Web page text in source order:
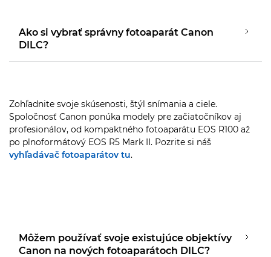
Ako si vybrať správny fotoaparát Canon
DILC?
Zohľadnite svoje skúsenosti, štýl snímania a ciele.
Spoločnosť Canon ponúka modely pre začiatočníkov aj
profesionálov, od kompaktného fotoaparátu EOS R100 až
po plnoformátový EOS R5 Mark II. Pozrite si náš
vyhľadávač fotoaparátov tu.
Môžem používať svoje existujúce objektívy
Canon na nových fotoaparátoch DILC?